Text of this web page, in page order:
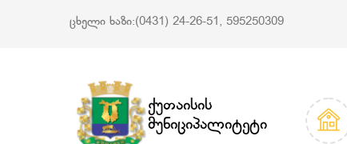
ცხელი ხაზი:(0431) 24-26-51, 595250309
ქუთაისის
მუნიციპალიტეტი